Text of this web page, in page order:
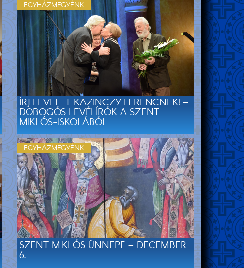
ÍRJ LEVELET KAZINCZY FERENCNEK! –
DOBOGÓS LEVÉLÍRÓK A SZENT
MIKLÓS-ISKOLÁBÓL
EGYHÁZMEGYÉNK
SZENT MIKLÓS ÜNNEPE – DECEMBER
6.
EGYHÁZMEGYÉNK